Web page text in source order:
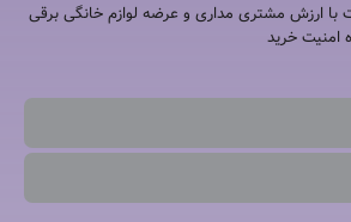
با ارزش مشتری مداری و عرضه لوازم خانگی برقی
امنیت خرید